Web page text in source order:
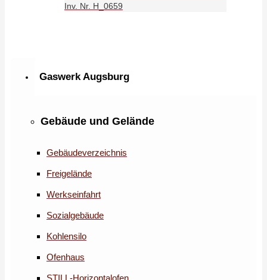
Gaswerk Augsburg
Gebäude und Gelände
Gebäudeverzeichnis
Freigelände
Werkseinfahrt
Sozialgebäude
Kohlensilo
Ofenhaus
Inv. Nr. H_0659